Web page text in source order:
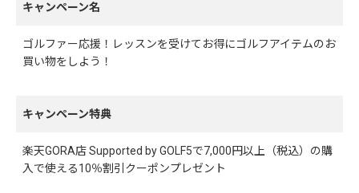
キャンペーン名
ゴルファー応援！レッスンを受けてお得にゴルフアイテムのお
買い物をしよう！
キャンペーン特典
楽天GORA店 Supported by GOLF5で7,000円以上（税込）の購
入で使える10％割引クーポンプレゼント